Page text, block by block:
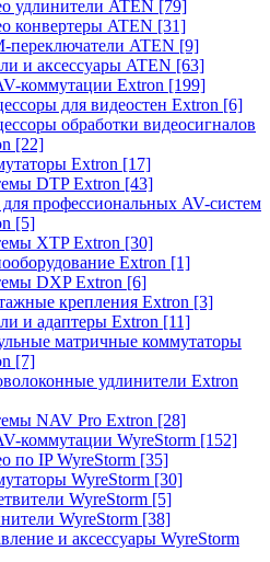
удлинители ATEN [79]
конвертеры ATEN [31]
переключатели ATEN [9]
и аксессуары ATEN [63]
коммутации Extron [199]
для видеостен Extron [6]
обработки видеосигналов
[22]
Extron [17]
DTP Extron [43]
профессиональных AV-систем
[5]
XTP Extron [30]
Extron [1]
DXP Extron [6]
крепления Extron [3]
и адаптеры Extron [11]
матричные коммутаторы
[7]
удлинители Extron
NAV Pro Extron [28]
коммутации WyreStorm [152]
по IP WyreStorm [35]
WyreStorm [30]
WyreStorm [5]
WyreStorm [38]
и аксессуары WyreStorm